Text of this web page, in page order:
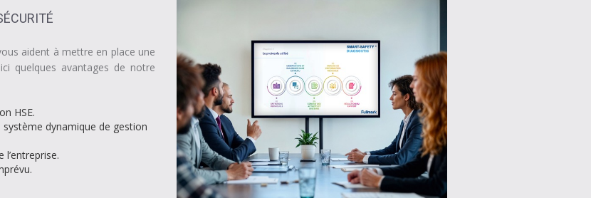
aident à mettre en place une
quelques avantages de notre
HSE.
système dynamique de gestion